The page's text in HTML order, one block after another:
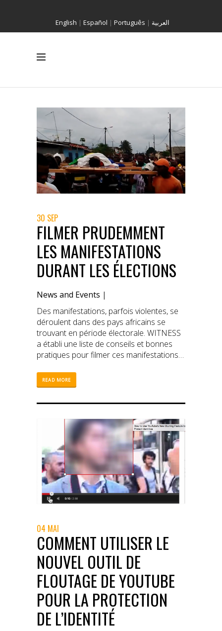
English | Español | Português | العربية
30 SEP
FILMER PRUDEMMENT
LES MANIFESTATIONS
DURANT LES ÉLECTIONS
News and Events |
Des manifestations, parfois violentes, se
déroulent dans des pays africains se
trouvant en période électorale. WITNESS
a établi une liste de conseils et bonnes
pratiques pour filmer ces manifestations
READ MORE
04 MAI
COMMENT UTILISER LE
NOUVEL OUTIL DE
FLOUTAGE DE YOUTUBE
POUR LA PROTECTION
DE L’IDENTITÉ